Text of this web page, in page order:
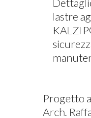
lastre
Progetto
Arch.